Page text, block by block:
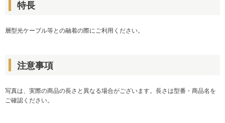
特長
層型光ケーブル等との融着の際にご利用ください。
注意事項
写真は、実際の商品の長さと異なる場合がございます。長さは型番・商品名を
ご確認ください。